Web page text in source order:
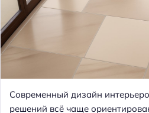
Современный дизайн
решений всё чаще